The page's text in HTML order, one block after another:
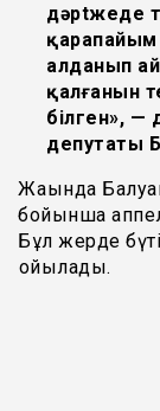
дәрtжеде
қарапайым
алданып
қалғанын
білген», —
депутаты
Жақында
бойынша
Бұл жерде
қойылады.